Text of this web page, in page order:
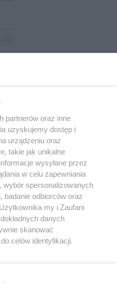
nie może być powielany i
w jakikolwiek sposób (w
na jakimkolwiek polu
z umieszczaniem w
praw. Jakiekolwiek użycie lub
w części z naruszeniem prawa,
pod groźbą kary i może być
partnerów oraz inne
uzyskujemy dostęp i
urządzeniu oraz
takie jak unikalne
wysyłane przez
w celu zapewniania
wybór spersonalizowanych
badanie odbiorców oraz
my i Zaufani
danych
skanować
celów identyfikacji.